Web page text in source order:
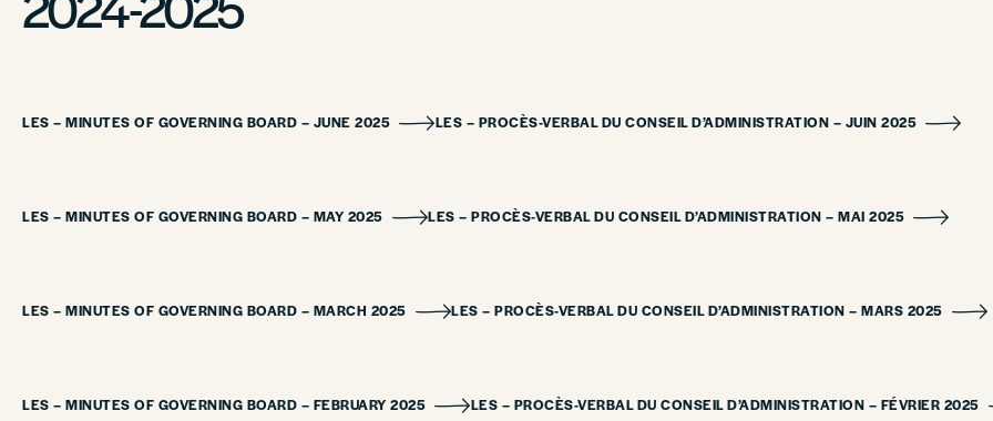
LES – MINUTES OF GOVERNING BOARD – JUNE 2025 LES – PROCÈS-VERBAL DU CONSEIL D’ADMINISTRATION – JUIN 2025
LES – MINUTES OF GOVERNING BOARD – MAY 2025 LES – PROCÈS-VERBAL DU CONSEIL D’ADMINISTRATION – MAI 2025
LES – MINUTES OF GOVERNING BOARD – MARCH 2025 LES – PROCÈS-VERBAL DU CONSEIL D’ADMINISTRATION – MARS 2025
LES – MINUTES OF GOVERNING BOARD – FEBRUARY 2025 LES – PROCÈS-VERBAL DU CONSEIL D’ADMINISTRATION – FÉVRIER 2025